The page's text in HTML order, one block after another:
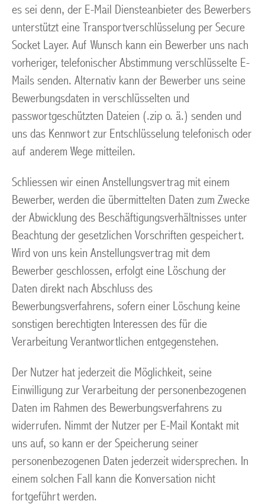
es sei denn, der E-Mail Diensteanbieter des Bewerbers
unterstützt eine Transportverschlüsselung per Secure
Socket Layer. Auf Wunsch kann ein Bewerber uns nach
vorheriger, telefonischer Abstimmung verschlüsselte E-
Mails senden. Alternativ kann der Bewerber uns seine
Bewerbungsdaten in verschlüsselten und
passwortgeschützten Dateien (.zip o. ä.) senden und
uns das Kennwort zur Entschlüsselung telefonisch oder
auf anderem Wege mitteilen.
Schliessen wir einen Anstellungsvertrag mit einem
Bewerber, werden die übermittelten Daten zum Zwecke
der Abwicklung des Beschäftigungsverhältnisses unter
Beachtung der gesetzlichen Vorschriften gespeichert.
Wird von uns kein Anstellungsvertrag mit dem
Bewerber geschlossen, erfolgt eine Löschung der
Daten direkt nach Abschluss des
Bewerbungsverfahrens, sofern einer Löschung keine
sonstigen berechtigten Interessen des für die
Verarbeitung Verantwortlichen entgegenstehen.
Der Nutzer hat jederzeit die Möglichkeit, seine
Einwilligung zur Verarbeitung der personenbezogenen
Daten im Rahmen des Bewerbungsverfahrens zu
widerrufen. Nimmt der Nutzer per E-Mail Kontakt mit
uns auf, so kann er der Speicherung seiner
personenbezogenen Daten jederzeit widersprechen. In
einem solchen Fall kann die Konversation nicht
fortgeführt werden.